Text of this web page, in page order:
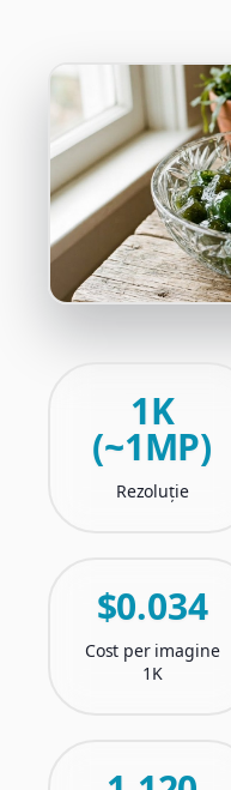
1K
(~1MP)
Rezoluție
$0.034
Cost per imagine
1K